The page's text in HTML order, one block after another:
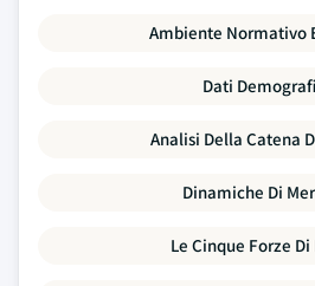
Ambiente Normativo
Dati
Analisi Della Catena
Dinamiche Di
Le Cinque Forze